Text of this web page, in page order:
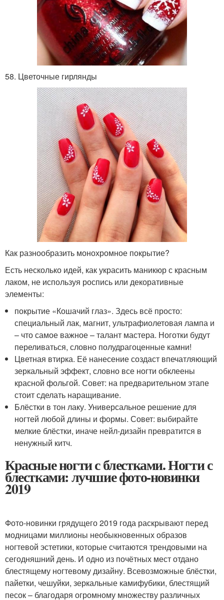
58. Цветочные гирлянды
Как разнообразить монохромное покрытие?
Есть несколько идей, как украсить маникюр с красным
лаком, не используя роспись или декоративные
элементы:
покрытие «Кошачий глаз». Здесь всё просто:
специальный лак, магнит, ультрафиолетовая лампа и
– что самое важное – талант мастера. Ноготки будут
переливаться, словно полудрагоценные камни!
Цветная втирка. Её нанесение создаст впечатляющий
зеркальный эффект, словно все ногти обклеены
красной фольгой. Совет: на предварительном этапе
стоит сделать наращивание.
Блёстки в тон лаку. Универсальное решение для
ногтей любой длины и формы. Совет: выбирайте
мелкие блёстки, иначе нейл-дизайн превратится в
ненужный китч.
Красные ногти с блестками. Ногти с
блестками: лучшие фото-новинки
2019
Фото-новинки грядущего 2019 года раскрывают перед
модницами миллионы необыкновенных образов
ногтевой эстетики, которые считаются трендовыми на
сегодняшний день. И одно из почётных мест отдано
блестящему ногтевому дизайну. Всевозможные блёстки,
пайетки, чешуйки, зеркальные камифубики, блестящий
песок – благодаря огромному множеству различных